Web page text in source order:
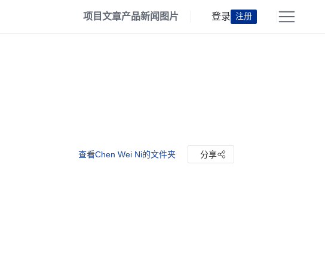
项目文章产品新闻 图片 登录 注册
查看Chen Wei Ni的文件夹 分享